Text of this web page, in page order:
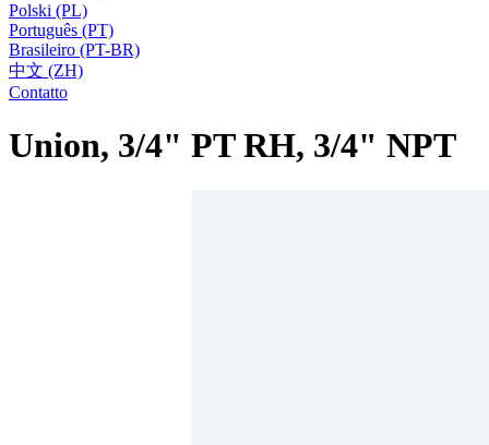
Polski (PL)
Português (PT)
Brasileiro (PT-BR)
中文 (ZH)
Contatto
Union, 3/4" PT RH, 3/4" NPT